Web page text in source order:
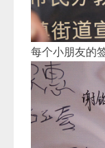
每个小朋友的